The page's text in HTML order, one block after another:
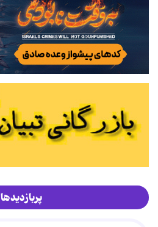
پربازدیدها